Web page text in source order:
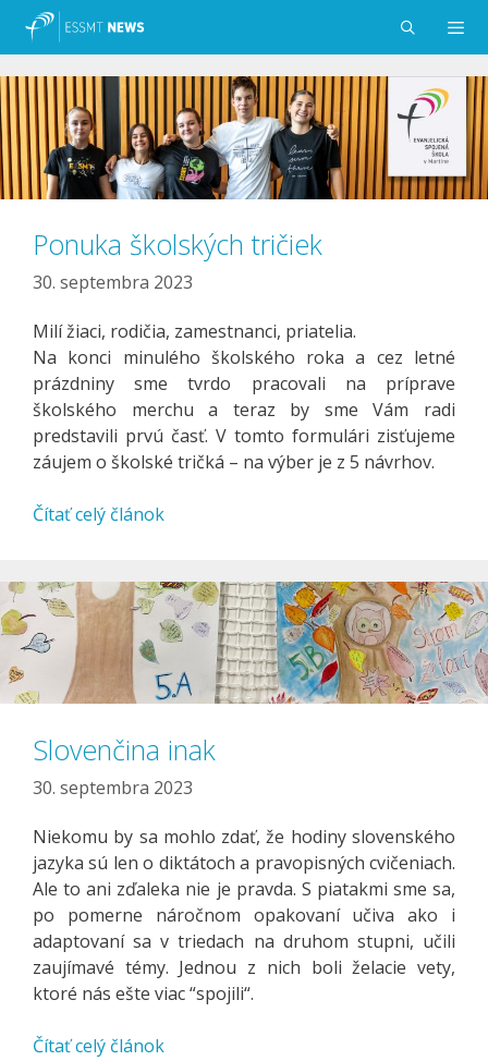
Preskočiť
Menu
Ponuka školských tričiek
30. septembra 2023
Milí žiaci, rodičia, zamestnanci, priatelia.
Na konci minulého školského roka a cez letné
prázdniny sme tvrdo pracovali na príprave
školského merchu a teraz by sme Vám radi
predstavili prvú časť. V tomto formulári zisťujeme
záujem o školské tričká – na výber je z 5 návrhov.
Čítať celý článok
Slovenčina inak
30. septembra 2023
Niekomu by sa mohlo zdať, že hodiny slovenského
jazyka sú len o diktátoch a pravopisných cvičeniach.
Ale to ani zďaleka nie je pravda. S piatakmi sme sa,
po pomerne náročnom opakovaní učiva ako i
adaptovaní sa v triedach na druhom stupni, učili
zaujímavé témy. Jednou z nich boli želacie vety,
ktoré nás ešte viac “spojili“.
Čítať celý článok